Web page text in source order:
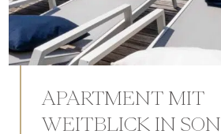
APARTMENT MIT
WEITBLICK IN